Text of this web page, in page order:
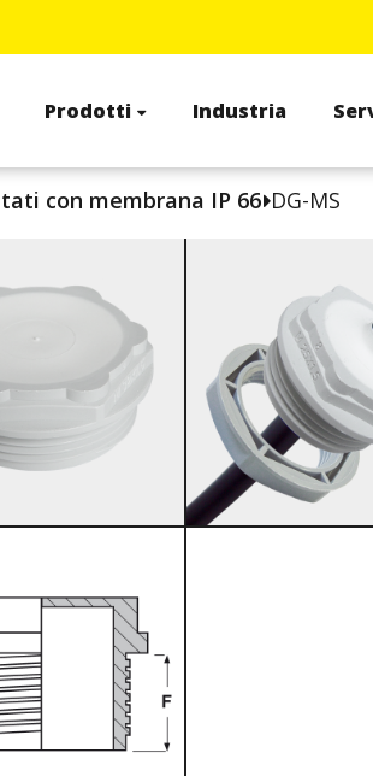
Prodotti Industria
con membrana IP 66 DG-MS